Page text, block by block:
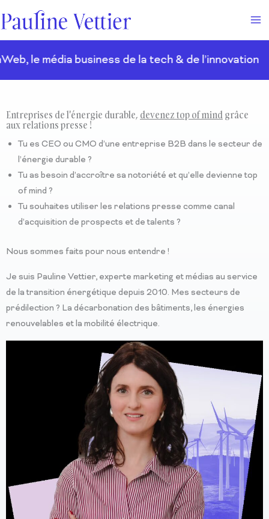
au
contenu
média business de la tech & de l’innovation
Entreprises de l'énergie durable, devenez top of mindgrâce
aux relations presse !
Tu es CEO ou CMO d’une entreprise B2B dans le secteur de
l’énergie durable ?
Tu as besoin d’accroître sa notoriété et qu’elle devienne top
of mind ?
Tu souhaites utiliser les relations presse comme canal
d’acquisition de prospects et de talents ?
Nous sommes faits pour nous entendre !
Je suis Pauline Vettier, experte marketing et médias au service
de la transition énergétique depuis 2010. Mes secteurs de
prédilection ? La décarbonation des bâtiments, les énergies
renouvelables et la mobilité électrique.